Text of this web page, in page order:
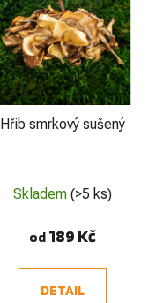
Hřib smrkový sušený
Skladem (>5 ks)
od189 Kč
DETAIL